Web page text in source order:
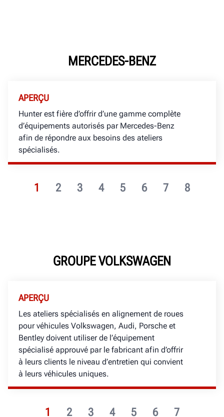
MERCEDES-BENZ
1 2 3 4 5 6 7 8
APERÇU
Hunter est fière d’offrir d’une gamme complète
d’équipements autorisés par Mercedes-Benz
afin de répondre aux besoins des ateliers
spécialisés.
GROUPE VOLKSWAGEN
1 2 3 4 5 6 7
APERÇU
Les ateliers spécialisés en alignement de roues
pour véhicules Volkswagen, Audi, Porsche et
Bentley doivent utiliser de l’équipement
spécialisé approuvé par le fabricant afin d’offrir
à leurs clients le niveau d’entretien qui convient
à leurs véhicules uniques.